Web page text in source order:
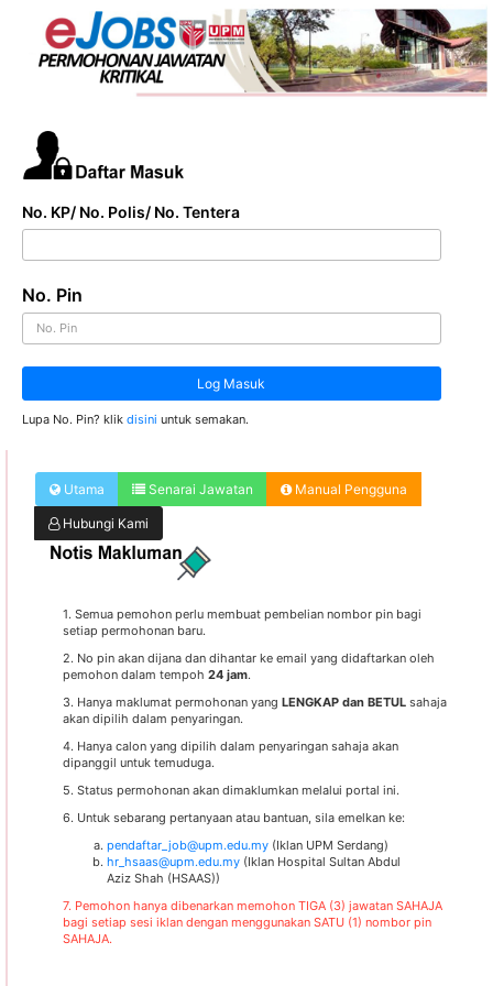
No. KP/ No. Polis/ No. Tentera
No. Pin
Log Masuk
Lupa No. Pin? klik disini untuk semakan.
Utama Senarai Jawatan Manual Pengguna
Hubungi Kami
1. Semua pemohon perlu membuat pembelian nombor pin bagi
setiap permohonan baru.
2. No pin akan dijana dan dihantar ke email yang didaftarkan oleh
pemohon dalam tempoh 24 jam.
3. Hanya maklumat permohonan yang LENGKAP dan BETUL sahaja
akan dipilih dalam penyaringan.
4. Hanya calon yang dipilih dalam penyaringan sahaja akan
dipanggil untuk temuduga.
5. Status permohonan akan dimaklumkan melalui portal ini.
6. Untuk sebarang pertanyaan atau bantuan, sila emelkan ke:
pendaftar_job@upm.edu.my (Iklan UPM Serdang)
hr_hsaas@upm.edu.my (Iklan Hospital Sultan Abdul
Aziz Shah (HSAAS))
7. Pemohon hanya dibenarkan memohon TIGA (3) jawatan SAHAJA
bagi setiap sesi iklan dengan menggunakan SATU (1) nombor pin
SAHAJA.